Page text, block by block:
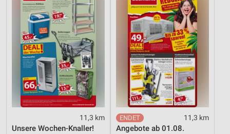
11,3 km
Unsere Wochen-Knaller!
11,3 km
Angebote ab 01.08.
Werbung